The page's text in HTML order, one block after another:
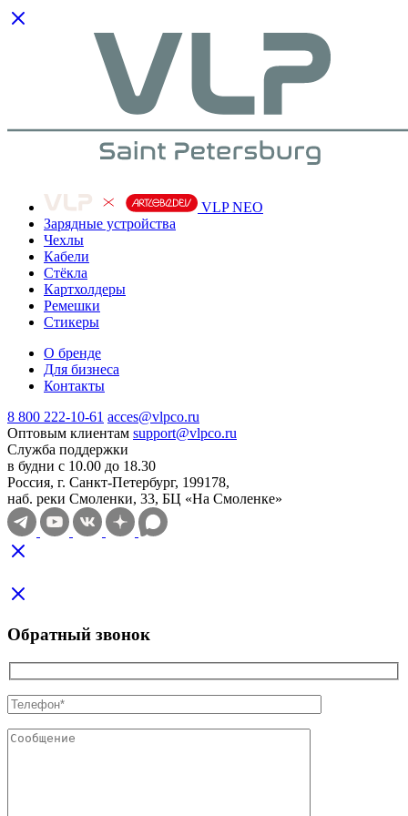
VLP NEO
Зарядные устройства
Чехлы
Кабели
Cтёкла
Картхолдеры
Ремешки
Стикеры
О бренде
Для бизнеса
Контакты
8 800 222-10-61 acces@vlpco.ru
Оптовым клиентам support@vlpco.ru
Служба поддержки
в будни с 10.00 до 18.30
Россия, г. Санкт-Петербург, 199178,
наб. реки Смоленки, 33, БЦ «На Смоленке»
Обратный звонок